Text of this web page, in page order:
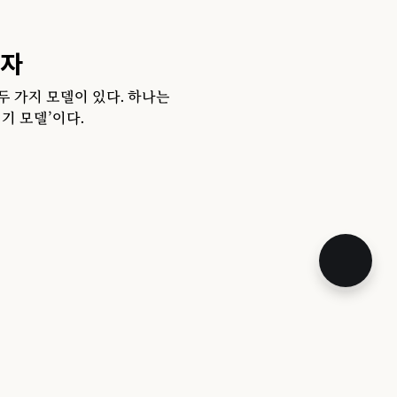
가지 모델이 있다. 하나는
모델’이다.